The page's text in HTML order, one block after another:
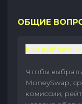
ОБЩИЕ
Как выбрать
Чтобы
MoneySwap,
комиссии,